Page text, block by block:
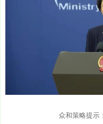
众和策略提示